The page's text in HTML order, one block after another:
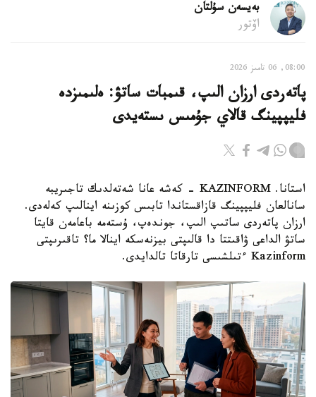
بەيسەن سۇلتان
اۆتور
08:00, 06 تامىز 2026
پاتەردى ارزان الىپ، قىمبات ساتۋ: ەلىمىزدە
فليپپينگ قالاي جۇمىس ىستەيدى
استانا. KAZINFORM - كەشە عانا شەتەلدىك تاجىريبە
سانالعان فليپپينگ قازاقستاندا تابىس كوزىنە اينالىپ كەلەدى.
ارزان پاتەردى ساتىپ الىپ، جوندەپ، ۇستەمە باعامەن قايتا
ساتۋ الداعى ۋاقىتتا دا قالىپتى بيزنەسكە اينالا ما؟ تاقىرىپتى
Kazinform ءتىلشىسى تارقاتا تالدايدى.